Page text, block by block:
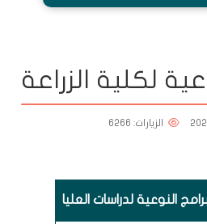
لكلية الزراعة
الزيارات: 6266
النوعية لدراسات العليا